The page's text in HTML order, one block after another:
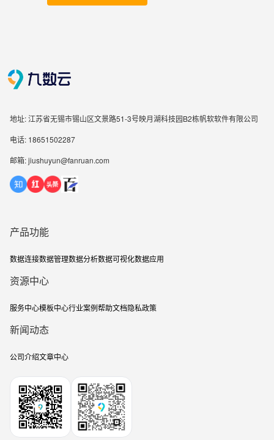
地址: 江苏省无锡市锡山区文景路51-3号映月湖科技园B2栋帆软软件有限公司
电话: 18651502287
邮箱: jiushuyun@fanruan.com
产品功能
数据连接数据管理数据分析数据可视化数据应用
资源中心
服务中心模板中心行业案例帮助文档隐私政策
新闻动态
公司介绍文章中心